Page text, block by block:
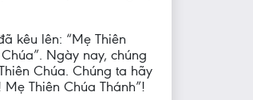
kêu lên: “Mẹ Thiên
Ngày nay, chúng
Chúa. Chúng ta hãy
Thiên Chúa Thánh”!